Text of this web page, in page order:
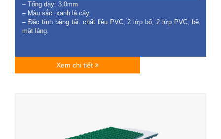
– Tổng dày: 3.0mm
– Màu sắc: xanh lá cây
– Đặc tính băng tải: chất liệu PVC, 2 lớp bố, 2 lớp PVC, bề
mặt láng.
Xem chi tiết